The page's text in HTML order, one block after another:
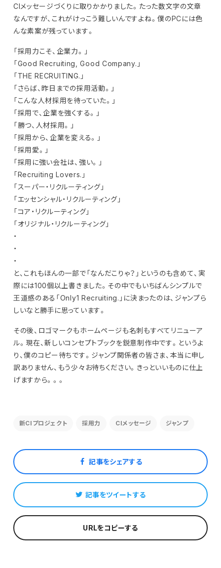
CIメッセージづくりに取りかかりました。たった数文字の文章
なんですが、これがけっこう難しいんですよね。僕のPCには色
んな素案が残っています。
「採用力こそ、企業力。」
「Good Recruiting, Good Company.」
「THE RECRUITING.」
「さらば、昨日までの採用活動。」
「こんな人材採用を待っていた。」
「採用で、企業を強くする。」
「勝つ、人材採用。」
「採用から、企業を変える。」
「採用愛。」
「採用に強い会社は、強い。」
「Recruiting Lovers.」
「スーパー・リクルーティング」
「エッセンシャル・リクルーティング」
「コア・リクルーティング」
「オリジナル・リクルーティング」
・
・
・
と、これもほんの一部で「なんだこりゃ？」というのも含めて、実
際には100個以上書きました。その中でもいちばんシンプルで
王道感のある「Only1 Recruiting.」に決まったのは、ジャンプら
しいなと勝手に思っています。
その後、ロゴマークもホームページも名刺もすべてリニューア
ル。現在、新しいコンセプトブックを鋭意制作中です。というよ
り、僕のコピー待ちです。ジャンプ関係者の皆さま、本当に申し
訳ありません、もう少々お待ちください。きっといいものに仕上
げますから。。。
新CIプロジェクト 採用力 CIメッセージ ジャンプ
記事をシェアする
記事をツイートする
URLをコピーする